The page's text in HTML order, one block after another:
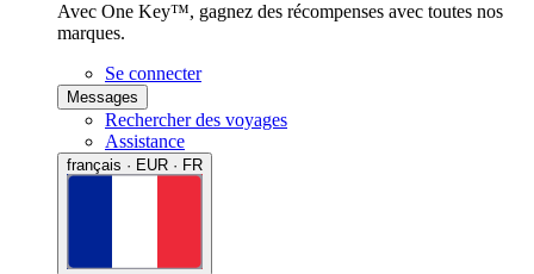
Avec One Key™, gagnez des récompenses avec toutes nos
marques.
Se connecter
Messages
Rechercher des voyages
Assistance
français · EUR · FR